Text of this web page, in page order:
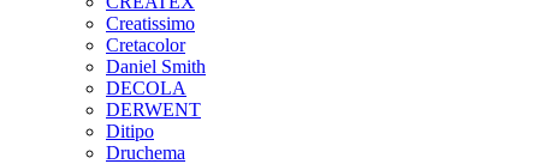
Creatissimo
Cretacolor
Daniel Smith
DECOLA
DERWENT
Ditipo
Druchema